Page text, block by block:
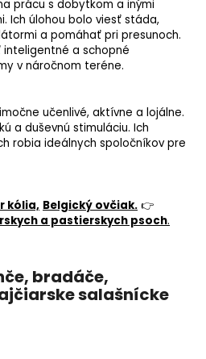
prácu s dobytkom a inými
Ich úlohou bolo viesť stáda,
a pomáhať pri presunoch.
a schopné
v náročnom teréne.
učenlivé, aktívne a lojálne.
a duševnú stimuláciu. Ich
robia ideálnych spoločníkov pre
kólia, Belgický ovčiak. 👉
a pastierskych psoch.
bradáče,
salašnícke